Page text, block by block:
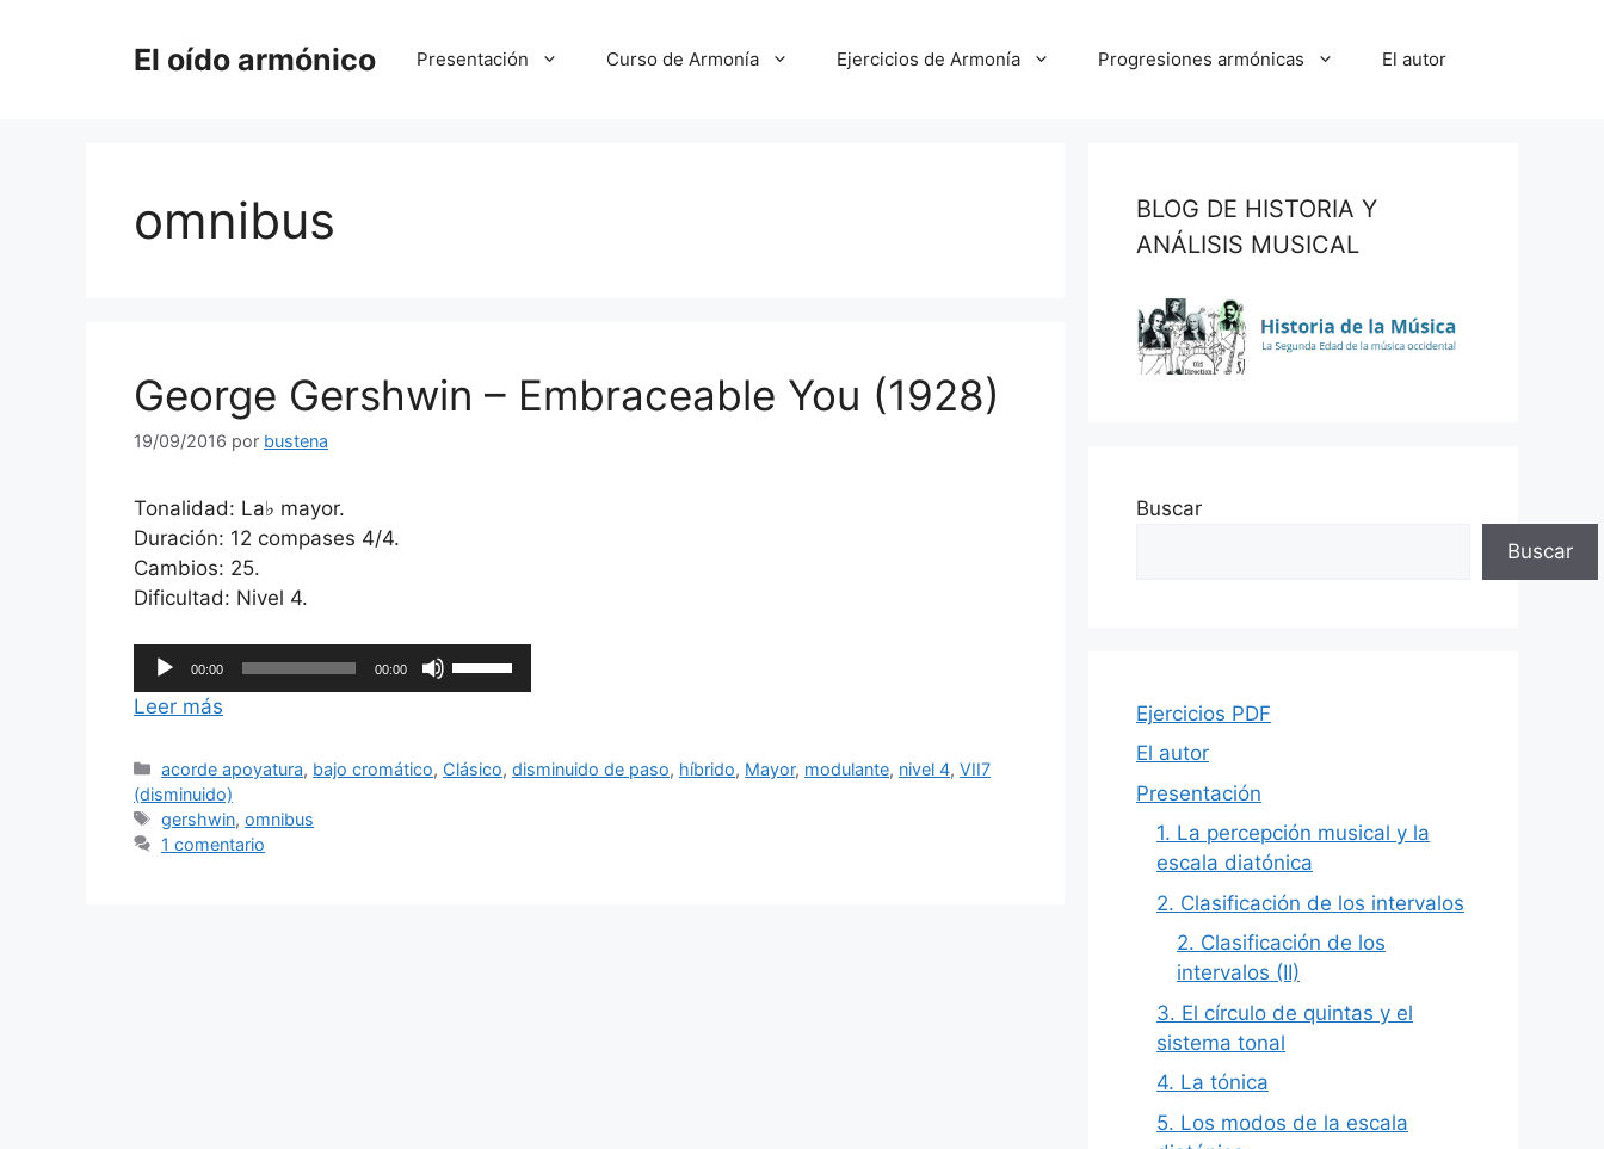
El oído armónico Presentación Curso de Armonía Ejercicios de Armonía Progresiones armónicas El autor
omnibus
George Gershwin – Embraceable You (1928)
19/09/2016 por bustena
Tonalidad: La♭ mayor.
Duración: 12 compases 4/4.
Cambios: 25.
Dificultad: Nivel 4.
Reproductor
de
audio
00:00 00:00
las
flecha
Leer más
Categorías
acorde apoyatura, bajo cromático, Clásico,disminuido de paso, híbrido, Mayor, modulante, nivel 4,VII7
(disminuido)
Etiquetas
gershwin,omnibus
1 comentario
BLOG DE HISTORIA Y
ANÁLISIS MUSICAL
Buscar
Buscar
Ejercicios PDF
El autor
Presentación
1. La percepción musical y la
escala diatónica
2. Clasificación de los intervalos
2. Clasificación de los
intervalos (II)
3. El círculo de quintas y el
sistema tonal
4. La tónica
5. Los modos de la escala